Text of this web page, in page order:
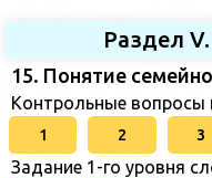
Раздел
15. Понятие
Контрольные вопросы
1 2 3
Задание 1-го уровня